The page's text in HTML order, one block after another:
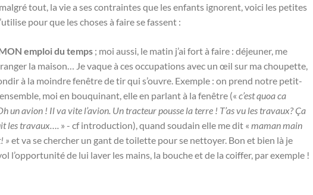
tout, la vie a ses contraintes que les enfants ignorent, voici les petites
pour que les choses à faire se fassent :
emploi du temps ; moi aussi, le matin j’ai fort à faire : déjeuner, me
la maison… Je vaque à ces occupations avec un œil sur ma choupette,
à la moindre fenêtre de tir qui s’ouvre. Exemple : on prend notre petit-
moi en bouquinant, elle en parlant à la fenêtre («c’est quoa ca
un avion ! Il va vite l’avion. Un tracteur pousse la terre ! T’as vu les travaux? Ça
les travaux…. » - cf introduction), quand soudain elle me dit «maman main
» et va se chercher un gant de toilette pour se nettoyer. Bon et bien là je
l’opportunité de lui laver les mains, la bouche et de la coiffer, par exemple !